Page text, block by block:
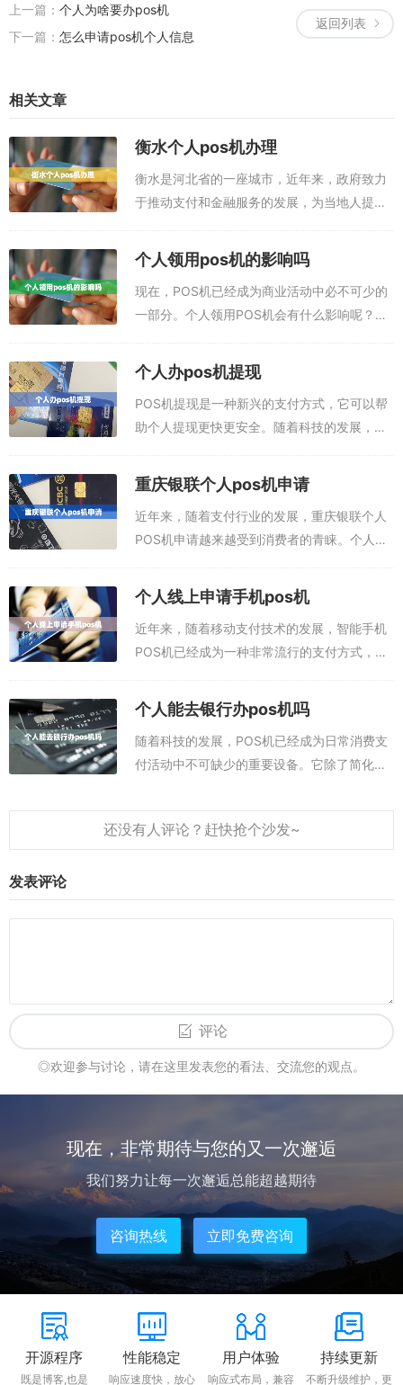
返回列表
上一篇： 个人为啥要办pos机
下一篇： 怎么申请pos机个人信息
相关文章
衡水个人pos机办理
衡水是河北省的一座城市，近年来，政府致力
于推动支付和金融服务的发展，为当地人提供
下载申领P0S机或者，扫码办理：办理pos机
的优势：POS机刷卡费率更低，省钱...
个人领用pos机的影响吗
现在，POS机已经成为商业活动中必不可少的
一部分。个人领用POS机会有什么影响呢？下
代替pos机刷卡的软件，手机安装这款app就能
刷自己的信用卡，把钱刷到...
个人办pos机提现
POS机提现是一种新兴的支付方式，它可以帮
助个人提现更快更安全。随着科技的发展，
理入口：点此进入下载申领P0S机或者，扫码
办理：办理pos机的优势：POS机...
重庆银联个人pos机申请
近年来，随着支付行业的发展，重庆银联个人
POS机申请越来越受到消费者的青睐。个人
消费者的喜爱。手机pos机app，就是可以代替
pos机刷卡的软件，手机安装这款...
个人线上申请手机pos机
近年来，随着移动支付技术的发展，智能手机
POS机已经成为一种非常流行的支付方式，越
POS办理入口：点此进入下载申领P0S机或
者，扫码办理：办理pos机的优势：P...
个人能去银行办pos机吗
随着科技的发展，POS机已经成为日常消费支
付活动中不可缺少的重要设备。它除了简化了
结算效率，改善消费者的支付体验。那么，个
人能去银行办理POS机吗？手机在线免费...
发表评论
评论
◎欢迎参与讨论，请在这里发表您的看法、交流您的观点。
现在，非常期待与您的又一次邂逅
我们努力让每一次邂逅总能超越期待
咨询热线 立即免费咨询
开源程序
既是博客,也是
性能稳定
响应速度快，放心
用户体验
响应式布局，兼容
持续更新
不断升级维护，更